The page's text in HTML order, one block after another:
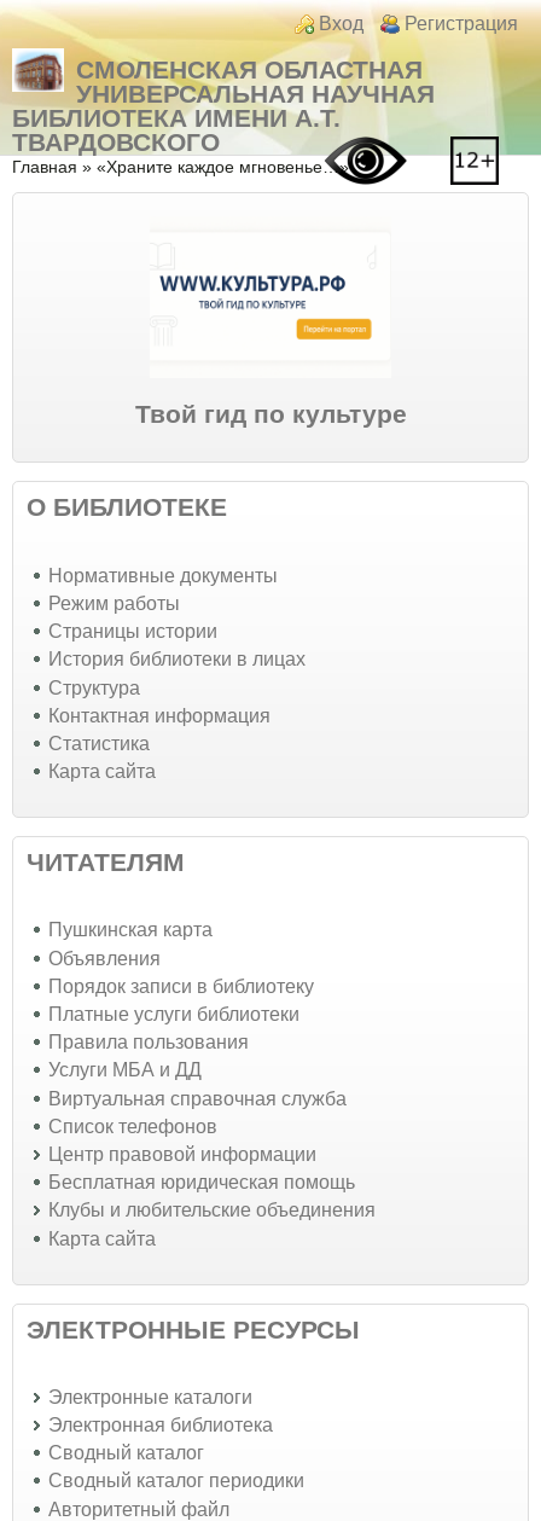
Перейти к основному содержанию
Skip to search
Login links
Вход Регистрация
СМОЛЕНСКАЯ ОБЛАСТНАЯ
УНИВЕРСАЛЬНАЯ НАУЧНАЯ
БИБЛИОТЕКА ИМЕНИ А.Т.
ТВАРДОВСКОГО
Вы здесь
Главная » «Храните каждое мгновенье…»
Твой гид по культуре
О БИБЛИОТЕКЕ
Нормативные документы
Режим работы
Страницы истории
История библиотеки в лицах
Структура
Контактная информация
Статистика
Карта сайта
ЧИТАТЕЛЯМ
Пушкинская карта
Объявления
Порядок записи в библиотеку
Платные услуги библиотеки
Правила пользования
Услуги МБА и ДД
Виртуальная справочная служба
Список телефонов
Центр правовой информации
Бесплатная юридическая помощь
Клубы и любительские объединения
Карта сайта
ЭЛЕКТРОННЫЕ РЕСУРСЫ
Электронные каталоги
Электронная библиотека
Сводный каталог
Сводный каталог периодики
Авторитетный файл